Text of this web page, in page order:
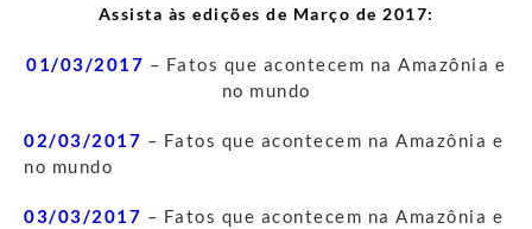
Assista às edições de Março de 2017:
01/03/2017 – Fatos que acontecem na Amazônia e
no mundo
02/03/2017 – Fatos que acontecem na Amazônia e
no mundo
03/03/2017 – Fatos que acontecem na Amazônia e